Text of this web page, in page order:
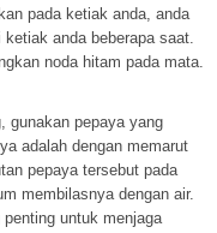
pada ketiak anda, anda
anda beberapa saat.
noda hitam pada mata.
gunakan pepaya yang
adalah dengan memarut
pepaya tersebut pada
membilasnya dengan air.
untuk menjaga